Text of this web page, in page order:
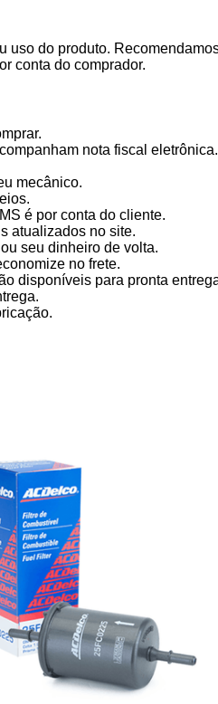
uso do produto.
conta do comprador.
nota fiscal eletrônica.
mecânico.
é por conta do cliente.
atualizados no site.
seu dinheiro de volta.
no frete.
disponíveis para pronta